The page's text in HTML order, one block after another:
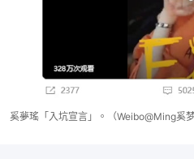
奚夢瑤「入坑宣言」。（Weibo@Ming奚梦